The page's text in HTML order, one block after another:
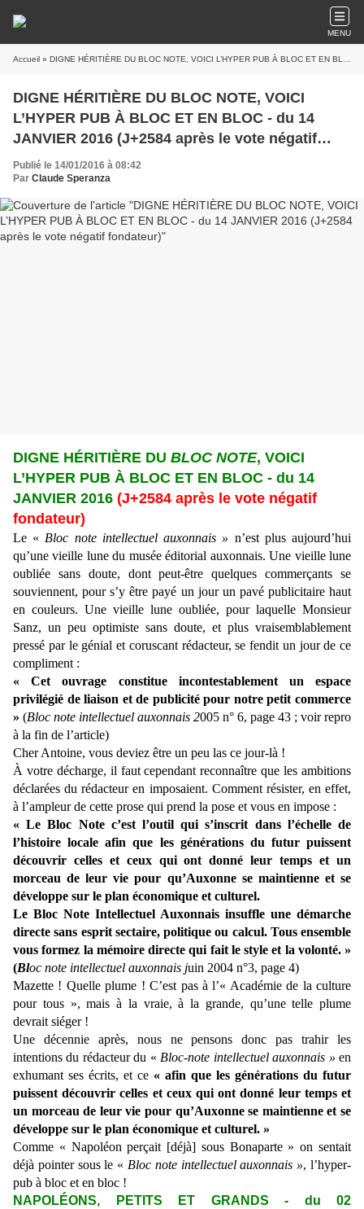
MENU
Accueil » DIGNE HÉRITIÈRE DU BLOC NOTE, VOICI L’HYPER PUB À BLOC ET EN BLOC - du 14 JANVIER 2016 (J+2584 après le vote négatif fondateur)
DIGNE HÉRITIÈRE DU BLOC NOTE, VOICI
L’HYPER PUB À BLOC ET EN BLOC - du 14
JANVIER 2016 (J+2584 après le vote négatif
fondateur)
Publié le 14/01/2016 à 08:42
Par Claude Speranza
DIGNE HÉRITIÈRE DU BLOC NOTE, VOICI
L’HYPER PUB À BLOC ET EN BLOC - du 14
JANVIER 2016 (J+2584 après le vote négatif
fondateur)
Le « Bloc note intellectuel auxonnais » n’est plus aujourd’hui
qu’une vieille lune du musée éditorial auxonnais. Une vieille lune
oubliée sans doute, dont peut-être quelques commerçants se
souviennent, pour s’y être payé un jour un pavé publicitaire haut
en couleurs. Une vieille lune oubliée, pour laquelle Monsieur
Sanz, un peu optimiste sans doute, et plus vraisemblablement
pressé par le génial et coruscant rédacteur, se fendit un jour de ce
compliment :
« Cet ouvrage constitue incontestablement un espace
privilégié de liaison et de publicité pour notre petit commerce
» (Bloc note intellectuel auxonnais 2005 n° 6, page 43 ; voir repro
à la fin de l’article)
Cher Antoine, vous deviez être un peu las ce jour-là !
À votre décharge, il faut cependant reconnaître que les ambitions
déclarées du rédacteur en imposaient. Comment résister, en effet,
à l’ampleur de cette prose qui prend la pose et vous en impose :
« Le Bloc Note c’est l’outil qui s’inscrit dans l’échelle de
l’histoire locale afin que les générations du futur puissent
découvrir celles et ceux qui ont donné leur temps et un
morceau de leur vie pour qu’Auxonne se maintienne et se
développe sur le plan économique et culturel.
Le Bloc Note Intellectuel Auxonnais insuffle une démarche
directe sans esprit sectaire, politique ou calcul. Tous ensemble
vous formez la mémoire directe qui fait le style et la volonté. »
(Bloc note intellectuel auxonnais juin 2004 n°3, page 4)
Mazette ! Quelle plume ! C’est pas à l’« Académie de la culture
pour tous », mais à la vraie, à la grande, qu’une telle plume
devrait siéger !
Une décennie après, nous ne pensons donc pas trahir les
intentions du rédacteur du « Bloc-note intellectuel auxonnais »en
exhumant ses écrits, et ce « afin que les générations du futur
puissent découvrir celles et ceux qui ont donné leur temps et
un morceau de leur vie pour qu’Auxonne se maintienne et se
développe sur le plan économique et culturel. »
Comme « Napoléon perçait [déjà] sous Bonaparte » on sentait
déjà pointer sous le « Bloc note intellectuel auxonnais », l’hyper-
pub à bloc et en bloc !
NAPOLÉONS, PETITS ET GRANDS - du 02